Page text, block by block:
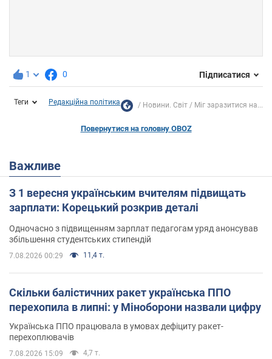
1 0 Підписатися
Теги Редакційна політика Новини. Світ Міг заразитися на...
Повернутися на головну OBOZ
Важливе
З 1 вересня українським вчителям підвищать
зарплати: Корецький розкрив деталі
Одночасно з підвищенням зарплат педагогам уряд анонсував
збільшення студентських стипендій
7.08.2026 00:29 11,4 т.
Скільки балістичних ракет українська ППО
перехопила в липні: у Міноборони назвали цифру
Українська ППО працювала в умовах дефіциту ракет-
перехоплювачів
7.08.2026 15:09 4,7 т.